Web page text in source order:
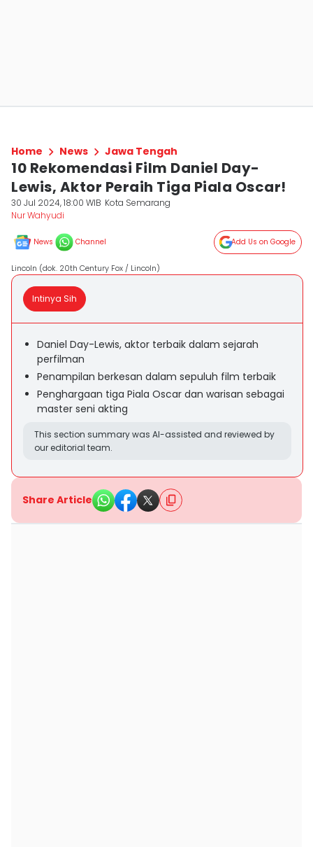
Home News Jawa Tengah
10 Rekomendasi Film Daniel Day-
Lewis, Aktor Peraih Tiga Piala Oscar!
30 Jul 2024, 18:00 WIB Kota Semarang
Nur Wahyudi
News Channel Add Us on Google
Lincoln (dok. 20th Century Fox / Lincoln)
Intinya Sih
Daniel Day-Lewis, aktor terbaik dalam sejarah
perfilman
Penampilan berkesan dalam sepuluh film terbaik
Penghargaan tiga Piala Oscar dan warisan sebagai
master seni akting
This section summary was AI-assisted and reviewed by
our editorial team.
Share Article